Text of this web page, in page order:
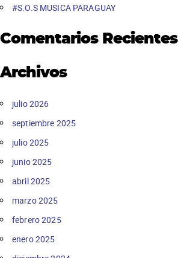
#S.O.S MUSICA PARAGUAY
Comentarios Recientes
Archivos
julio 2026
septiembre 2025
julio 2025
junio 2025
abril 2025
marzo 2025
febrero 2025
enero 2025